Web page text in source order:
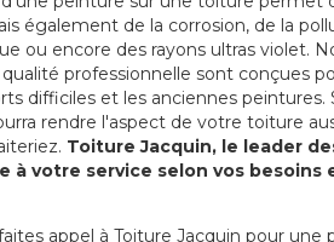
également de la corrosion, de la
ou encore des rayons ultras violet.
professionnelle sont conçues
difficiles et les anciennes peintures.
rendre l'aspect de votre toiture
Toiture Jacquin, le leader
à votre service selon vos besoins
appel à Toiture Jacquin pour une